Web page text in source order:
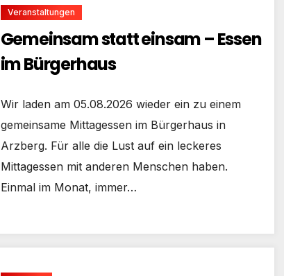
Veranstaltungen
Gemeinsam statt einsam – Essen
im Bürgerhaus
Wir laden am 05.08.2026 wieder ein zu einem
gemeinsame Mittagessen im Bürgerhaus in
Arzberg. Für alle die Lust auf ein leckeres
Mittagessen mit anderen Menschen haben.
Einmal im Monat, immer…